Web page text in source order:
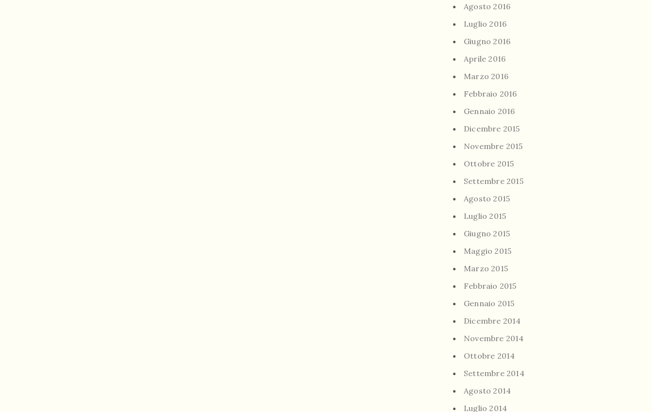
Agosto 2016
Luglio 2016
Giugno 2016
Aprile 2016
Marzo 2016
Febbraio 2016
Gennaio 2016
Dicembre 2015
Novembre 2015
Ottobre 2015
Settembre 2015
Agosto 2015
Luglio 2015
Giugno 2015
Maggio 2015
Marzo 2015
Febbraio 2015
Gennaio 2015
Dicembre 2014
Novembre 2014
Ottobre 2014
Settembre 2014
Agosto 2014
Luglio 2014